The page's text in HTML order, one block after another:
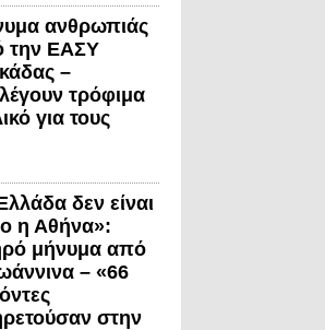
ανθρωπιάς
την ΕΑΣΥ
–
τρόφιμα
για τους
δεν είναι
η Αθήνα»:
μήνυμα από
– «66
στην